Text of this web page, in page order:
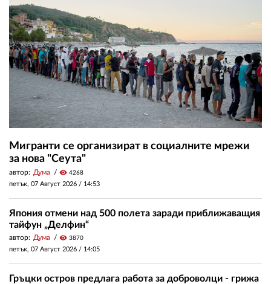
Мигранти се организират в социалните мрежи
за нова "Сеута"
автор: Дума visibility 4268
петък, 07 Август 2026 / 14:53
Япония отмени над 500 полета заради приближаващия
тайфун „Делфин“
автор: Дума visibility 3870
петък, 07 Август 2026 / 14:05
Гръцки остров предлага работа за доброволци - грижа